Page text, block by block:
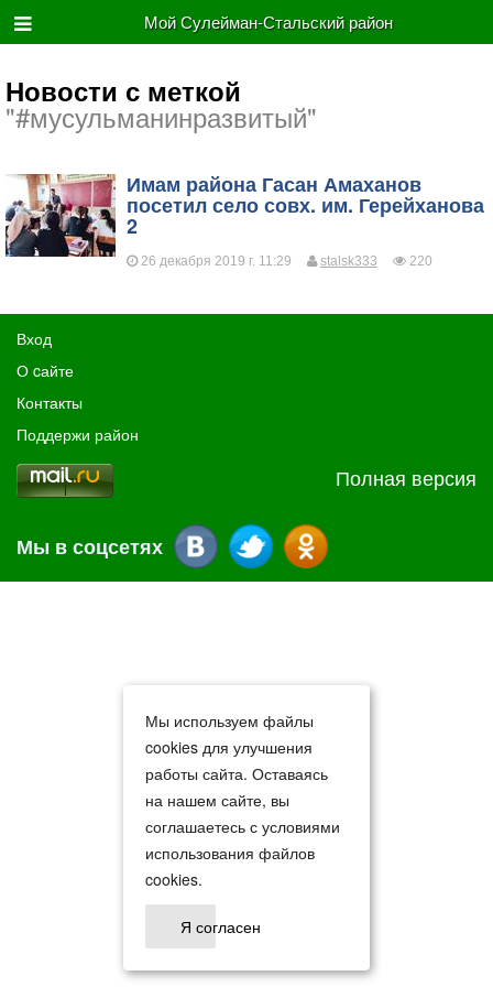
Мой Сулейман-Стальский район
Новости с меткой
"#мусульманинразвитый"
​Имам района Гасан Амаханов
посетил село совх. им. Герейханова
2
26 декабря 2019 г. 11:29 stalsk333 220
Вход
О cайте
Контакты
Поддержи район
Полная версия
Мы в соцсетях
Мы используем файлы
cookies для улучшения
работы сайта. Оставаясь
на нашем сайте, вы
соглашаетесь с условиями
использования файлов
cookies.
Я согласен